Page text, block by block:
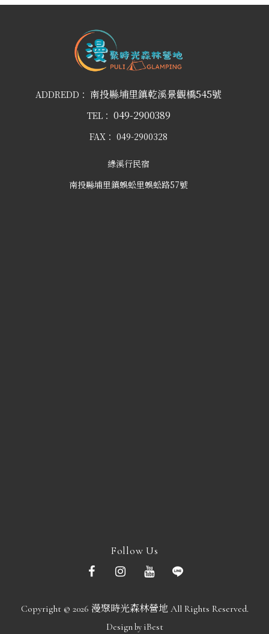
ADDREDD： 南投縣埔里鎮乾溪景觀橋545號
TEL： 049-2900389
FAX： 049-2900328
綠溪行民宿
南投縣埔里鎮蜈蚣里蜈蚣路57號
Follow Us
Copyright © 2026 漫聚時光森林營地 All Rights Reserved.
Design by iBest